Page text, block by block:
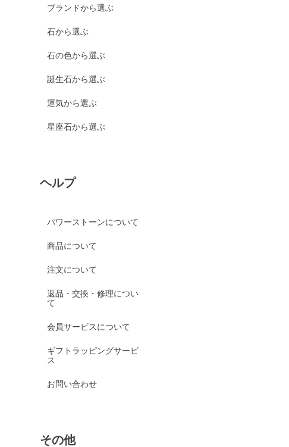
ブランドから選ぶ
石から選ぶ
石の色から選ぶ
誕生石から選ぶ
運気から選ぶ
星座石から選ぶ
ヘルプ
パワーストーンについて
商品について
注文について
返品・交換・修理につい
て
会員サービスについて
ギフトラッピングサービ
ス
お問い合わせ
その他